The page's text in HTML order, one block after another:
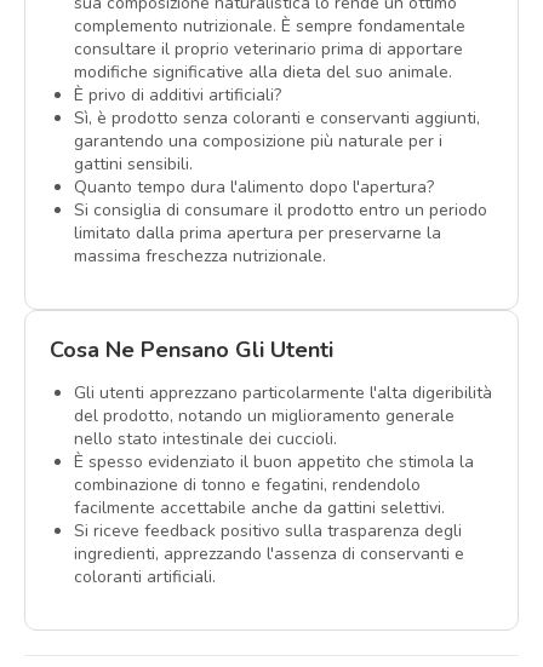
complemento nutrizionale. È sempre fondamentale
consultare il proprio veterinario prima di apportare
modifiche significative alla dieta del suo animale.
È privo di additivi artificiali?
Sì, è prodotto senza coloranti e conservanti aggiunti,
garantendo una composizione più naturale per i
gattini sensibili.
Quanto tempo dura l'alimento dopo l'apertura?
Si consiglia di consumare il prodotto entro un periodo
limitato dalla prima apertura per preservarne la
massima freschezza nutrizionale.
Cosa Ne Pensano Gli Utenti
Gli utenti apprezzano particolarmente l'alta digeribilità
del prodotto, notando un miglioramento generale
nello stato intestinale dei cuccioli.
È spesso evidenziato il buon appetito che stimola la
combinazione di tonno e fegatini, rendendolo
facilmente accettabile anche da gattini selettivi.
Si riceve feedback positivo sulla trasparenza degli
ingredienti, apprezzando l'assenza di conservanti e
coloranti artificiali.